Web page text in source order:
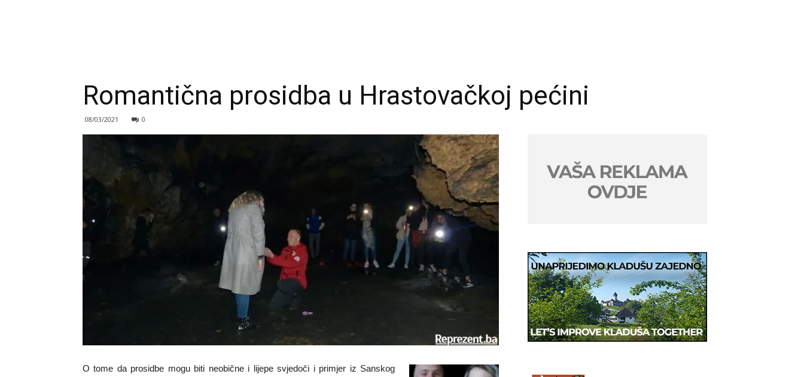
Romantična prosidba u Hrastovačkoj pećini
08/03/2021 0
O tome da prosidbe mogu biti neobične i lijepe svjedoči i primjer iz Sanskog